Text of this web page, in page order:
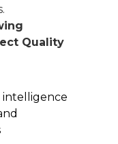
Quality
intelligence